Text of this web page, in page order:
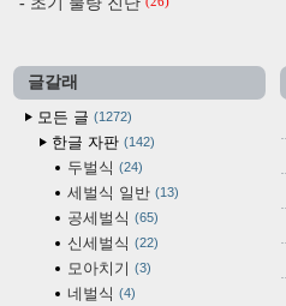
글갈래
모든 글
1272
한글 자판 142
두벌식 24
세벌식 일반 13
공세벌식 65
신세벌식 22
모아치기 3
네벌식 4